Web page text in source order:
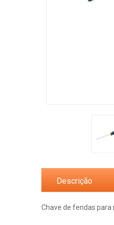
Descrição
Chave de fendas para